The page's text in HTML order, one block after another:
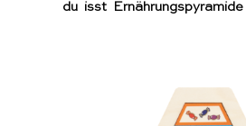
du isst